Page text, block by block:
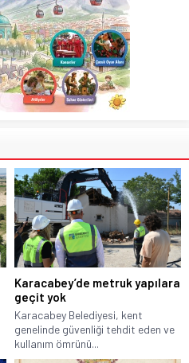
Karacabey’de metruk yapılara
geçit yok
Karacabey Belediyesi, kent
genelinde güvenliği tehdit eden ve
kullanım ömrünü...